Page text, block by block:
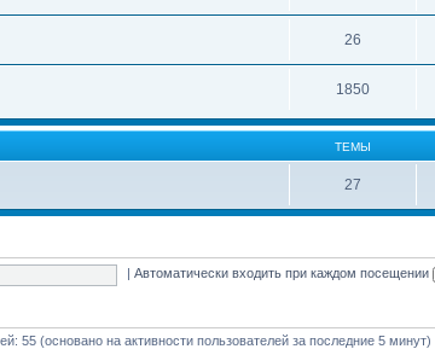
26
1850
ТЕМЫ
27
|Автоматически входить при каждом посещении
55 (основано на активности пользователей за последние 5 минут)